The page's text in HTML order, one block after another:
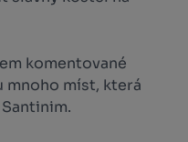
komentované
mnoho míst, která